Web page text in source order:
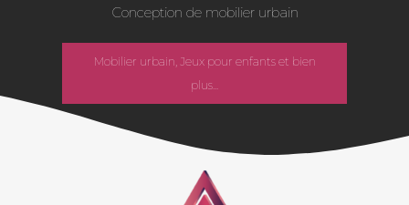
Conception de mobilier urbain
Mobilier urbain, Jeux pour enfants et bien
plus...